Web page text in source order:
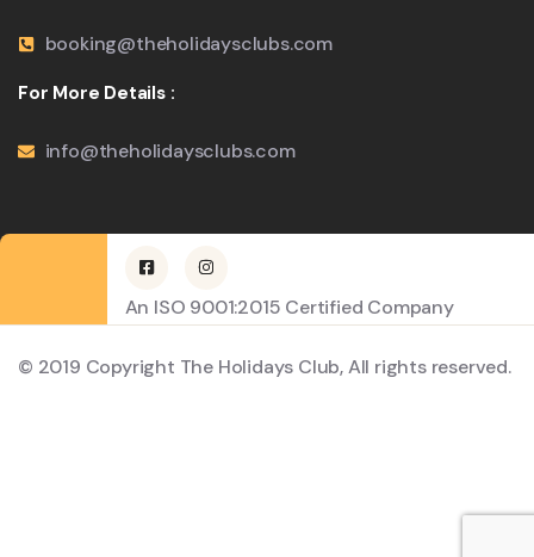
booking@theholidaysclubs.com
For More Details :
info@theholidaysclubs.com
An ISO 9001:2015 Certified Company
© 2019 Copyright The Holidays Club, All rights reserved.